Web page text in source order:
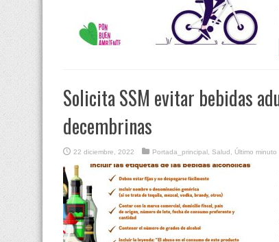
Solicita SSM evitar bebidas
decembrinas
22 diciembre, 2022 Portada_principal Salud Último minuto